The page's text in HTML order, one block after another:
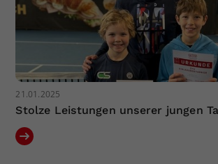
21.01.2025
Stolze Leistungen unserer jungen